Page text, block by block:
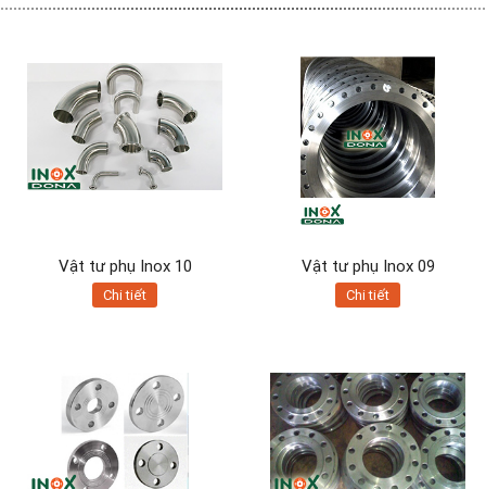
Vật tư phụ Inox 10
Chi tiết
Vật tư phụ Inox 09
Chi tiết